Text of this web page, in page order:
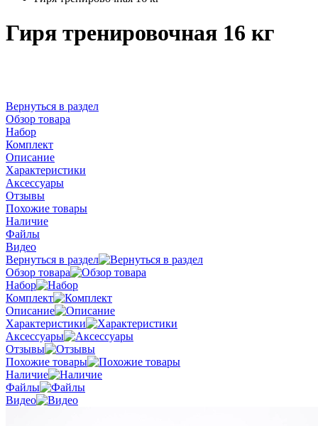
Гиря тренировочная 16 кг
Вернуться в раздел
Обзор товара
Набор
Комплект
Описание
Характеристики
Аксессуары
Отзывы
Похожие товары
Наличие
Файлы
Видео
Вернуться в раздел
Обзор товара
Набор
Комплект
Описание
Характеристики
Аксессуары
Отзывы
Похожие товары
Наличие
Файлы
Видео